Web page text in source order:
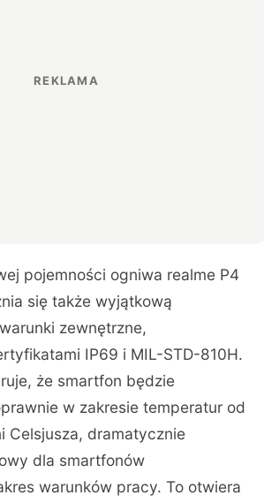
pojemności ogniwa realme P4
się także wyjątkową
zewnętrzne,
IP69 i MIL-STD-810H.
że smartfon będzie
w zakresie temperatur od
Celsjusza, dramatycznie
dla smartfonów
warunków pracy. To otwiera